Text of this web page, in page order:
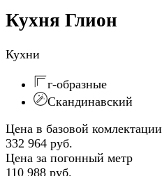
Кухня Глион
Кухни
г-образные
Скандинавский
Цена в базовой комлектации
332 964 руб.
Цена за погонный метр
110 988 руб.